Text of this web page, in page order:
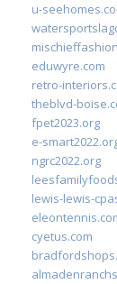
u-
eduwyre.com
retro-
theblvd-
fpet2023.org
e-
ngrc2022.org
lewis-lewis-
cyetus.com